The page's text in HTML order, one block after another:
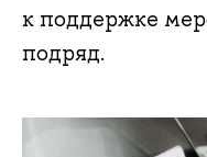
к поддержке
подряд.